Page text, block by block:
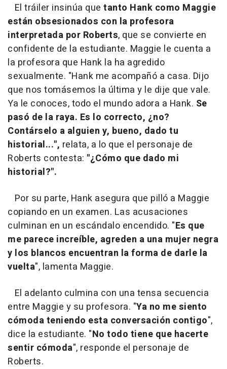
El tráiler insinúa que tanto Hank como Maggie
están obsesionados con la profesora
interpretada por Roberts, que se convierte en
confidente de la estudiante. Maggie le cuenta a
la profesora que Hank la ha agredido
sexualmente. "Hank me acompañó a casa. Dijo
que nos tomásemos la última y le dije que vale.
Ya le conoces, todo el mundo adora a Hank. Se
pasó de la raya. Es lo correcto, ¿no?
Contárselo a alguien y, bueno, dado tu
historial...", relata, a lo que el personaje de
Roberts contesta: "¿Cómo que dado mi
historial?".
Por su parte, Hank asegura que pilló a Maggie
copiando en un examen. Las acusaciones
culminan en un escándalo encendido. "Es que
me parece increíble, agreden a una mujer negra
y los blancos encuentran la forma de darle la
vuelta", lamenta Maggie.
El adelanto culmina con una tensa secuencia
entre Maggie y su profesora. "Ya no me siento
cómoda teniendo esta conversación contigo",
dice la estudiante. "No todo tiene que hacerte
sentir cómoda", responde el personaje de
Roberts.